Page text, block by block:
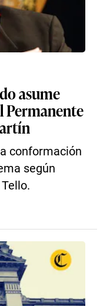
asume
Permanente
conformación
según